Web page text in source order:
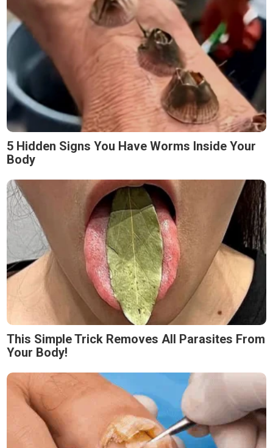
5 Hidden Signs You Have Worms Inside Your
Body
This Simple Trick Removes All Parasites From
Your Body!